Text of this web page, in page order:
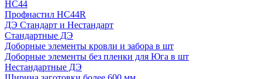
НС44
Профнастил НС44R
ДЭ Стандарт и Нестандарт
Стандартные ДЭ
Доборные элементы кровли и забора в шт
Доборные элементы без пленки для Юга в шт
Нестандартные ДЭ